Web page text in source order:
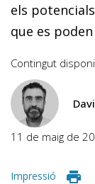
els
que es
Contingut
11 de maig de
Impressió